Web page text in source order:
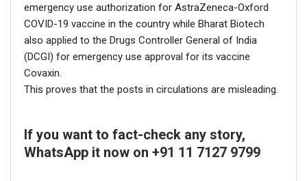
emergency use authorization for AstraZeneca-Oxford
COVID-19 vaccine in the country while Bharat Biotech
also applied to the Drugs Controller General of India
(DCGI) for emergency use approval for its vaccine
Covaxin.
This proves that the posts in circulations are misleading.
If you want to fact-check any story,
WhatsApp it now on +91 11 7127 9799